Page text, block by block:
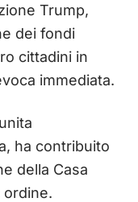
Trump,
dei fondi
cittadini in
immediata.
ha contribuito
della Casa
ordine.